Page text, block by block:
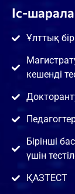
Іс-
Ұлттық
кешенді
Бірінші
үшін
ҚАЗТЕСТ